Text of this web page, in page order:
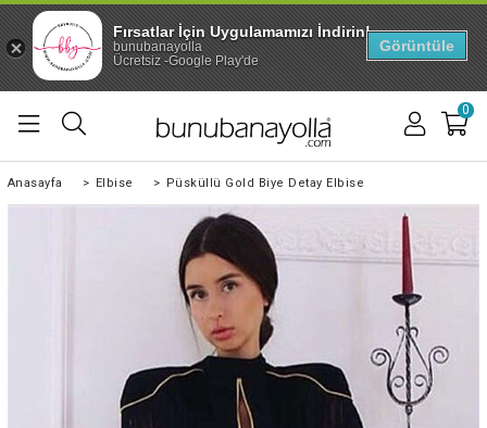
0
Anasayfa > Elbise > Püsküllü Gold Biye Detay Elbise
Fırsatlar İçin Uygulamamızı İndirin!
bunubanayolla
Ücretsiz -Google Play'de
Görüntüle